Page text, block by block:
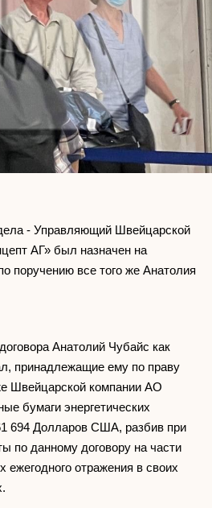
- Управляющий Швейцарской
АГ» был назначен на
поручению все того же Анатолия
Анатолий Чубайс как
принадлежащие ему по праву
Швейцарской компании АО
бумаги энергетических
694 Долларов США, разбив при
по данному договору на части
ежегодного отражения в своих